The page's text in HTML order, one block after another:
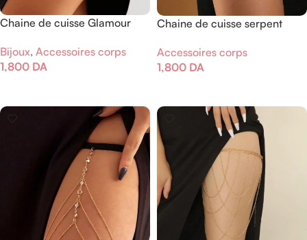
Chaine de cuisse Glamour
Bijoux, Accessoires corps
1,800 DA
Chaine de cuisse serpent
Accessoires corps
1,800 DA